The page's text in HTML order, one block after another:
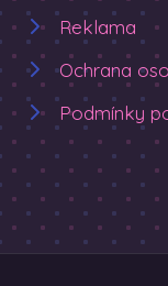
Reklama
Ochrana
Podmínky